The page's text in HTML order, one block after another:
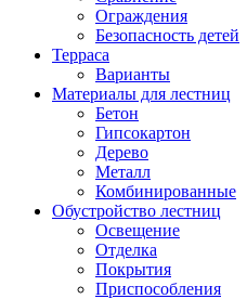
Ограждения
Безопасность детей
Терраса
Варианты
Материалы для лестниц
Бетон
Гипсокартон
Дерево
Металл
Комбинированные
Обустройство лестниц
Освещение
Отделка
Покрытия
Приспособления